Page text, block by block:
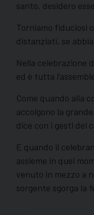
santo, desidero
Torniamo fiduciosi
distanziati, se
Nella celebrazione
ed è tutta
Come quando alla
accolgono la
dice con i gesti del
E quando il
assieme in quel
venuto in mezzo a
sorgente sgorga la